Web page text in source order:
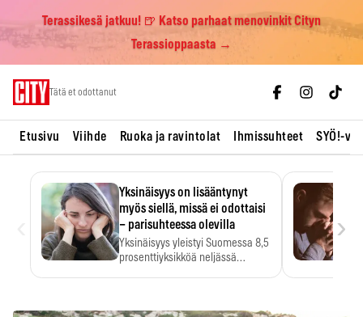
Terassikesä jatkuu! 🍺 Katso parhaat menovinkit Cityn
Terassioppaasta →
Tätä et odottanut
Etusivu Viihde Ruoka ja ravintolat Ihmissuhteet SYÖ!-
Yksinäisyys on lisääntynyt
myös siellä, missä ei odottaisi
– parisuhteessa olevilla
Yksinäisyys yleistyi Suomessa 8,5
prosenttiyksikköä neljässä
›